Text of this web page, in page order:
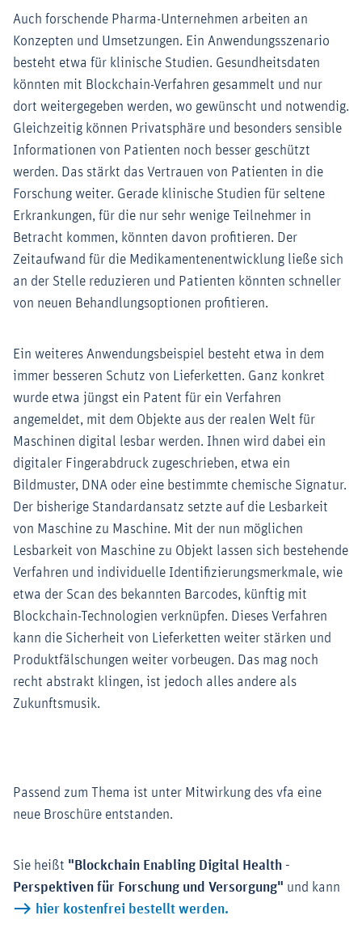
Auch forschende Pharma-Unternehmen arbeiten an
Konzepten und Umsetzungen. Ein Anwendungsszenario
besteht etwa für klinische Studien. Gesundheitsdaten
könnten mit Blockchain-Verfahren gesammelt und nur
dort weitergegeben werden, wo gewünscht und notwendig.
Gleichzeitig können Privatsphäre und besonders sensible
Informationen von Patienten noch besser geschützt
werden. Das stärkt das Vertrauen von Patienten in die
Forschung weiter. Gerade klinische Studien für seltene
Erkrankungen, für die nur sehr wenige Teilnehmer in
Betracht kommen, könnten davon profitieren. Der
Zeitaufwand für die Medikamentenentwicklung ließe sich
an der Stelle reduzieren und Patienten könnten schneller
von neuen Behandlungsoptionen profitieren.
Ein weiteres Anwendungsbeispiel besteht etwa in dem
immer besseren Schutz von Lieferketten. Ganz konkret
wurde etwa jüngst ein Patent für ein Verfahren
angemeldet, mit dem Objekte aus der realen Welt für
Maschinen digital lesbar werden. Ihnen wird dabei ein
digitaler Fingerabdruck zugeschrieben, etwa ein
Bildmuster, DNA oder eine bestimmte chemische Signatur.
Der bisherige Standardansatz setzte auf die Lesbarkeit
von Maschine zu Maschine. Mit der nun möglichen
Lesbarkeit von Maschine zu Objekt lassen sich bestehende
Verfahren und individuelle Identifizierungsmerkmale, wie
etwa der Scan des bekannten Barcodes, künftig mit
Blockchain-Technologien verknüpfen. Dieses Verfahren
kann die Sicherheit von Lieferketten weiter stärken und
Produktfälschungen weiter vorbeugen. Das mag noch
recht abstrakt klingen, ist jedoch alles andere als
Zukunftsmusik.
Passend zum Thema ist unter Mitwirkung des vfa eine
neue Broschüre entstanden.
Sie heißt "Blockchain Enabling Digital Health -
Perspektiven für Forschung und Versorgung" und kann
hier kostenfrei bestellt werden.